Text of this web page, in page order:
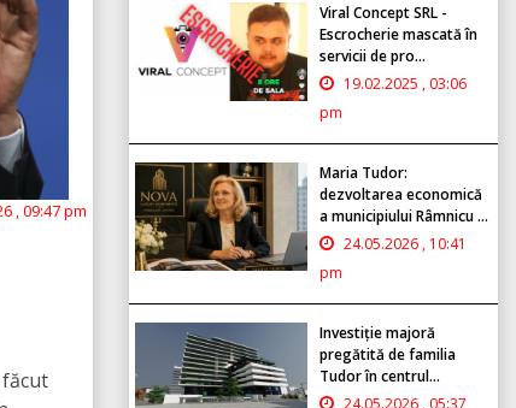
, 09:47 pm
Viral Concept SRL -
Escrocherie mascată în
servicii de pro...
19.02.2025 , 03:06
pm
Maria Tudor:
dezvoltarea economică
a municipiului Râmnicu ...
24.05.2026 , 10:41
pm
Investiție majoră
pregătită de familia
Tudor în centrul...
24.05.2026 , 05:37